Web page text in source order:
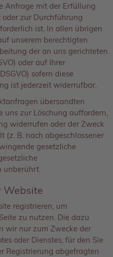
Anfrage mit der Erfüllung
zur Durchführung
ist. In allen übrigen
unserem berechtigten
der an uns gerichteten
oder auf Ihrer
sofern diese
ist jederzeit widerrufbar.
übersandten
uns zur Löschung auffordern,
widerrufen oder der Zweck
(z. B. nach abgeschlossener
gesetzliche
unberührt.
Website
registrieren, um
zu nutzen. Die dazu
wir nur zum Zwecke der
oder Dienstes, für den Sie
Registrierung abgefragten